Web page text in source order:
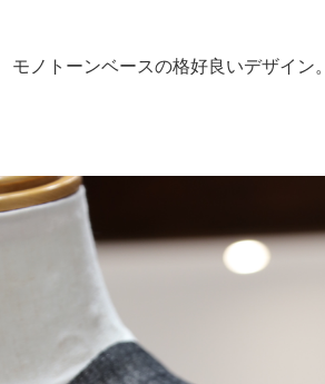
モノトーンベースの格好良いデザイン。